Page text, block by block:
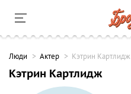
Люди Актер Кэтрин Картлидж
Кэтрин Картлидж